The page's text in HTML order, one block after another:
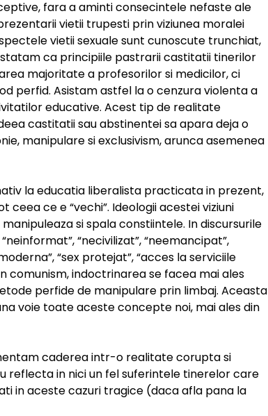
fara a aminti consecintele nefaste ale
vietii trupesti prin viziunea moralei
vietii sexuale sunt cunoscute trunchiat,
ca principiile pastrarii castitatii tinerilor
majoritate a profesorilor si medicilor, ci
perfid. Asistam astfel la o cenzura violenta a
educative. Acest tip de realitate
castitatii sau abstinentei sa apara deja o
manipulare si exclusivism, arunca asemenea
la educatia liberalista practicata in prezent,
ce e “vechi”. Ideologii acestei viziuni
si spala constiintele. In discursurile
“necivilizat”, “neemancipat”,
“sex protejat”, “acces la serviciile
comunism, indoctrinarea se facea mai ales
perfide de manipulare prin limbaj. Aceasta
voie toate aceste concepte noi, mai ales din
caderea intr-o realitate corupta si
reflecta in nici un fel suferintele tinerelor care
in aceste cazuri tragice (daca afla pana la